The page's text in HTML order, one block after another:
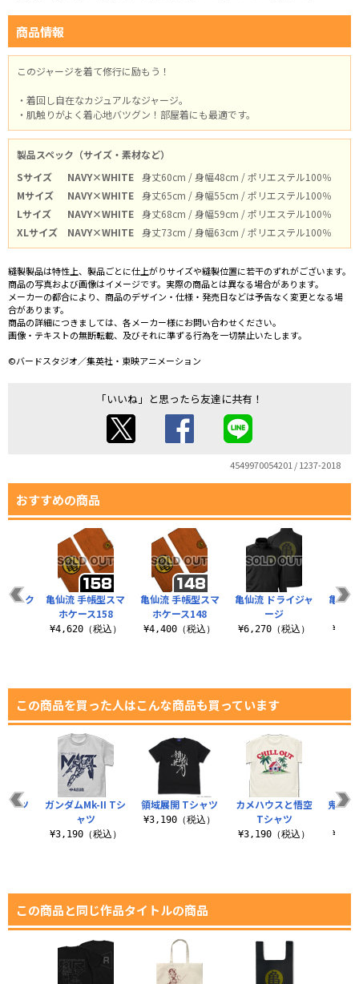
商品情報
このジャージを着て修行に励もう！
・着回し自在なカジュアルなジャージ。
・肌触りがよく着心地バツグン！部屋着にも最適です。
製品スペック（サイズ・素材など）
Sサイズ
NAVY×WHITE
身丈60cm / 身幅48cm / ポリエステル100％
Mサイズ
NAVY×WHITE
身丈65cm / 身幅55cm / ポリエステル100％
Lサイズ
NAVY×WHITE
身丈68cm / 身幅59cm / ポリエステル100％
XLサイズ
NAVY×WHITE 身丈73cm / 身幅63cm / ポリエステル100％
縫製製品は特性上、製品ごとに仕上がりサイズや縫製位置に若干のずれがございます。
商品の写真および画像はイメージです。実際の商品とは異なる場合があります。
メーカーの都合により、商品のデザイン・仕様・発売日などは予告なく変更となる場
合があります。
商品の詳細につきましては、各メーカー様にお問い合わせください。
画像・テキストの無断転載、及びそれに準ずる行為を一切禁止いたします。
©バードスタジオ／集英社・東映アニメーション
「いいね」と思ったら友達に共有！
4549970054201 / 1237-2018
おすすめの商品
亀仙流 手帳型スマ
ホケース148
¥4,400（税込）
亀仙流 ドライジャ
ージ
¥6,270（税込）
亀マ
バック
亀仙流 手帳型スマ
ホケース158
¥4,620（税込）
この商品を買った人はこんな商品も買っています
領域展開 Tシャツ
¥3,190（税込）
カメハウスと悟空
Tシャツ
¥3,190（税込）
鬼気
ャツ
ガンダムMk-II Tシ
ャツ
¥3,190（税込）
この商品と同じ作品タイトルの商品